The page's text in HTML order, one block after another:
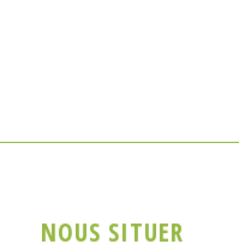
NOUS SITUER